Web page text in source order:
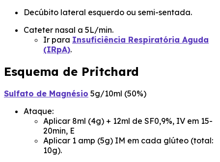
Decúbito lateral esquerdo ou semi-sentada.
Cateter nasal a 5L/min.
Ir para Insuficiência Respiratória Aguda
(IRpA).
Esquema de Pritchard
Sulfato de Magnésio 5g/10ml (50%)
Ataque:
Aplicar 8ml (4g) + 12ml de SF0,9%, IV em 15-
20min, E
Aplicar 1 amp (5g) IM em cada glúteo (total:
10g).